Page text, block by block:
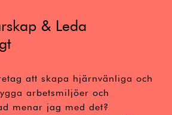
& Leda
att skapa hjärnvänliga och
arbetsmiljöer och
menar jag med det?